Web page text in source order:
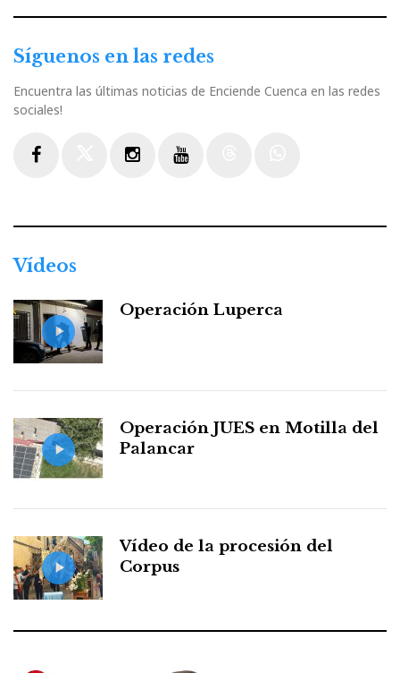
Síguenos en las redes
Encuentra las últimas noticias de Enciende Cuenca en las redes
sociales!
Vídeos
Operación Luperca
Operación JUES en Motilla del
Palancar
Vídeo de la procesión del
Corpus